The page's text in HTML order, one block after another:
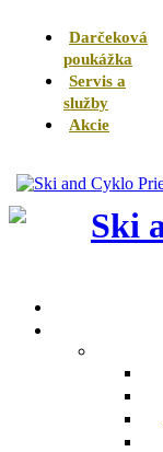
Darčeková
poukážka
Servis a
služby
Akcie